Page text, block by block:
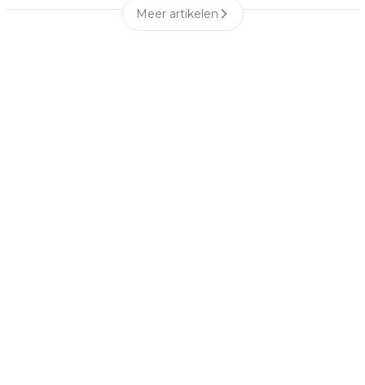
Meer artikelen